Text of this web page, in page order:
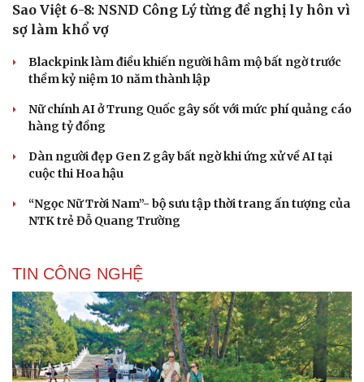
Cải chính
Sao Việt 6-8: NSND Công Lý từng đề nghị ly hôn vì
sợ làm khổ vợ
Blackpink làm điều khiến người hâm mộ bất ngờ trước
thềm kỷ niệm 10 năm thành lập
Nữ chính AI ở Trung Quốc gây sốt với mức phí quảng cáo
hàng tỷ đồng
Dàn người đẹp Gen Z gây bất ngờ khi ứng xử về AI tại
cuộc thi Hoa hậu
“Ngọc Nữ Trời Nam”- bộ sưu tập thời trang ấn tượng của
NTK trẻ Đỗ Quang Trường
TIN CÔNG NGHỆ